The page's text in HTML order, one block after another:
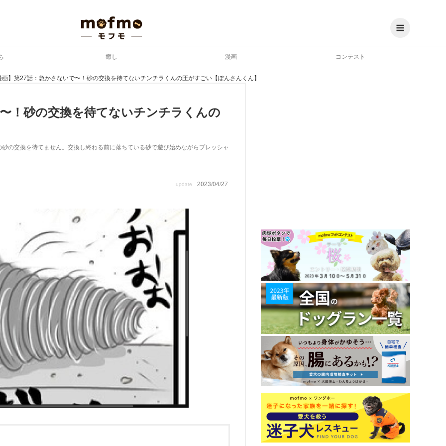
癒し 漫画 コンテスト
画】第27話：急かさないで〜！砂の交換を待てないチンチラくんの圧がすごい【ぽんさんくん】
！砂の交換を待てないチンチラくんの
の交換を待てません。交換し終わる前に落ちている砂で遊び始めながらプレッシャ
update 2023/04/27